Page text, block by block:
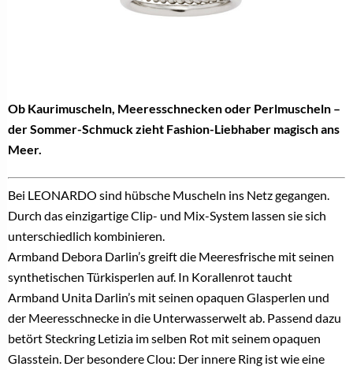
Ob Kaurimuscheln, Meeresschnecken oder Perlmuscheln –
der Sommer-Schmuck zieht Fashion-Liebhaber magisch ans
Meer.
Bei LEONARDO sind hübsche Muscheln ins Netz gegangen.
Durch das einzigartige Clip- und Mix-System lassen sie sich
unterschiedlich kombinieren.
Armband Debora Darlin’s greift die Meeresfrische mit seinen
synthetischen Türkisperlen auf. In Korallenrot taucht
Armband Unita Darlin’s mit seinen opaquen Glasperlen und
der Meeresschnecke in die Unterwasserwelt ab. Passend dazu
betört Steckring Letizia im selben Rot mit seinem opaquen
Glasstein. Der besondere Clou: Der innere Ring ist wie eine